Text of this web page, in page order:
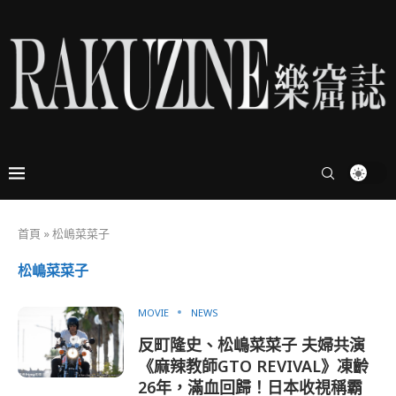
首頁 »松嶋菜菜子
松嶋菜菜子
MOVIE NEWS
反町隆史、松嶋菜菜子 夫婦共演
《麻辣教師GTO REVIVAL》凍齡
26年，滿血回歸！日本收視稱霸